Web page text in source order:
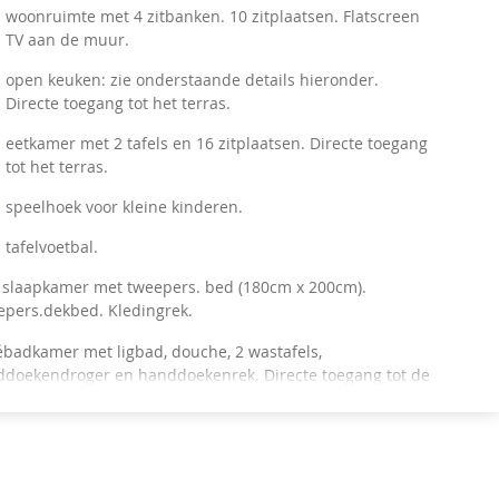
woonruimte met 4 zitbanken. 10 zitplaatsen. Flatscreen
TV aan de muur.
open keuken: zie onderstaande details hieronder.
Directe toegang tot het terras.
eetkamer met 2 tafels en 16 zitplaatsen. Directe toegang
tot het terras.
speelhoek voor kleine kinderen.
tafelvoetbal.
met tweepers. bed (180cm x 200cm).
Kledingrek.
met ligbad, douche, 2 wastafels,
en handdoekenrek. Directe toegang tot de